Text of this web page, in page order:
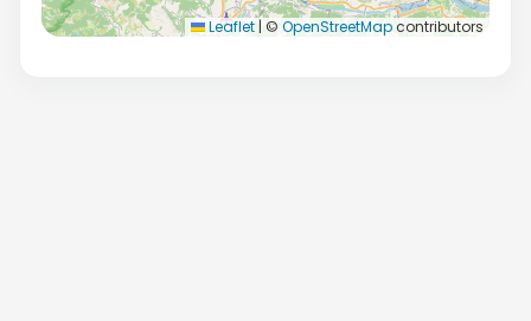
Leaflet | © OpenStreetMapcontributors